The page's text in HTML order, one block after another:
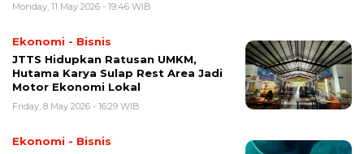
Monday, 11 May 2026 - 19:46 WIB
Ekonomi - Bisnis
JTTS Hidupkan Ratusan UMKM,
Hutama Karya Sulap Rest Area Jadi
Motor Ekonomi Lokal
Friday, 8 May 2026 - 16:29 WIB
Ekonomi - Bisnis